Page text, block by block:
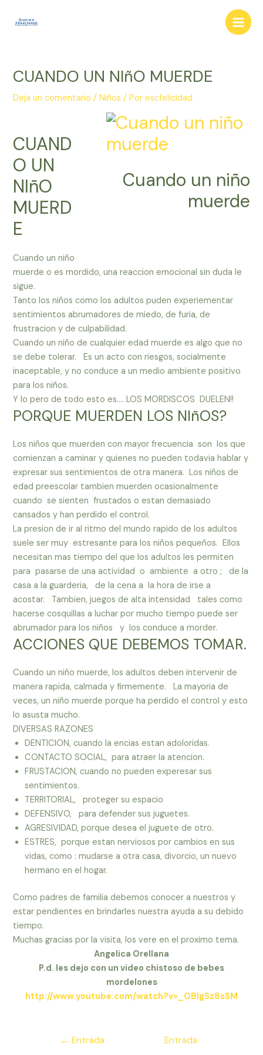
Main
CUANDO UN NIñO MUERDE
Deja un comentario /Niños / Porescfelicidad
Cuando un niño
muerde
CUAND
O UN
NIñO
MUERD
E
Cuando un niño
muerde o es mordido, una reaccion emocional sin duda le
sigue.
Tanto los niños como los adultos puden experiementar
sentimientos abrumadores de miedo, de furia, de
frustracion y de culpabilidad.
Cuando un niño de cualquier edad muerde es algo que no
se debe tolerar. Es un acto con riesgos, socialmente
inaceptable, y no conduce a un medio ambiente positivo
para los niños.
Y lo pero de todo esto es…. LOS MORDISCOS DUELEN!!
PORQUE MUERDEN LOS NIñOS?
Los niños que muerden con mayor frecuencia son los que
comienzan a caminar y quienes no pueden todavia hablar y
expresar sus sentimientos de otra manera. Los niños de
edad preescolar tambien muerden ocasionalmente
cuando se sienten frustados o estan demasiado
cansados y han perdido el control.
La presion de ir al ritmo del mundo rapido de los adultos
suele ser muy estresante para los niños pequeños. Ellos
necesitan mas tiempo del que los adultos les permiten
para pasarse de una actividad o ambiente a otro ; de la
casa a la guarderia, de la cena a la hora de irse a
acostar. Tambien, juegos de alta intensidad tales como
hacerse cosquillas a luchar por mucho tiempo puede ser
abrumador para los niños y los conduce a morder.
ACCIONES QUE DEBEMOS TOMAR.
Cuando un niño muerde, los adultos deben intervenir de
manera rapida, calmada y firmemente. La mayoria de
veces, un niño muerde porque ha perdido el control y esto
lo asusta mucho.
DIVERSAS RAZONES
DENTICION, cuando la encias estan adoloridas.
CONTACTO SOCIAL, para atraer la atencion.
FRUSTACION, cuando no pueden experesar sus
sentimientos.
TERRITORIAL, proteger su espacio
DEFENSIVO, para defender sus juguetes.
AGRESIVIDAD, porque desea el juguete de otro.
ESTRES, porque estan nerviosos por cambios en sus
vidas, como : mudarse a otra casa, divorcio, un nuevo
hermano en el hogar.
Como padres de familia debemos conocer a nuestros y
estar pendientes en brindarles nuestra ayuda a su debido
tiempo.
Muchas gracias por la visita, los vere en el proximo tema.
Angelica Orellana
P.d. les dejo con un video chistoso de bebes
mordelones
http://www.youtube.com/watch?v=_OBlgSz8sSM
Navegación
← Entrada
Entrada